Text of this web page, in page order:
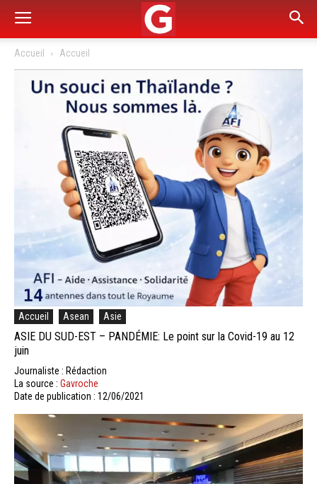
Accueil Accueil
Accueil Asean Asie
ASIE DU SUD-EST – PANDÉMIE: Le point sur la Covid-19 au 12
juin
Journaliste : Rédaction
La source : Gavroche
Date de publication : 12/06/2021